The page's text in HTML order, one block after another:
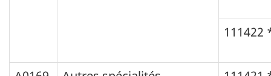
111422